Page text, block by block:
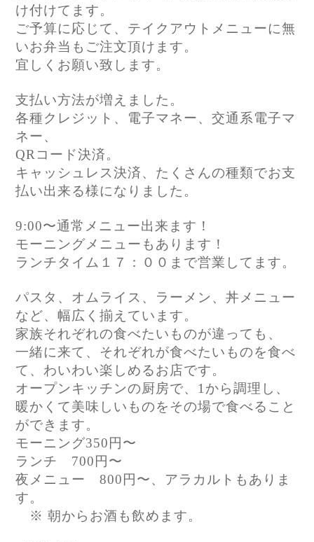
け付けてます。
ご予算に応じて、テイクアウトメニューに無
いお弁当もご注文頂けます。
宜しくお願い致します。
支払い方法が増えました。
各種クレジット、電子マネー、交通系電子マ
ネー、
QRコード決済。
キャッシュレス決済、たくさんの種類でお支
払い出来る様になりました。
9:00〜通常メニュー出来ます！
モーニングメニューもあります！
ランチタイム１７：００まで営業してます。
パスタ、オムライス、ラーメン、丼メニュー
など、幅広く揃えています。
家族それぞれの食べたいものが違っても、
一緒に来て、それぞれが食べたいものを食べ
て、わいわい楽しめるお店です。
オープンキッチンの厨房で、1から調理し、
暖かくて美味しいものをその場で食べること
ができます。
モーニング350円〜
ランチ 700円〜
夜メニュー 800円〜、アラカルトもありま
す。
※ 朝からお酒も飲めます。